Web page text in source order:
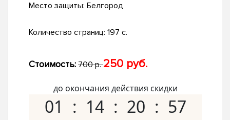
Место защиты: Белгород
Количество страниц: 197 с.
Стоимость: 700 р.250 руб.
до окончания действия скидки
01 14 20 56